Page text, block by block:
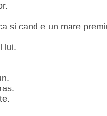
si cand e un mare
lui.